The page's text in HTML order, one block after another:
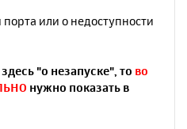
или о недоступности
"о незапуске", то во
нужно показать в